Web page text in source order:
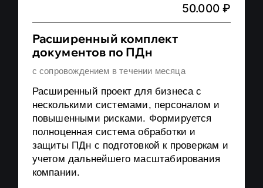
1.000.000 ₽ - 6.000.000 ₽-
Локализация баз ПДн граждан
РФ (базы на территории РФ)
6.000.000 ₽ - 18.000.000 ₽
Повторное нарушение
локализации баз ПДн граждан
РФ(КоАП РФ ст. 13.11 ч. 9)
100.000 ₽ - 300.000 ₽- Не
уведомили Роскомнадзор о
Наша цель проста: чтобы при
любой проверке вы чувствовали
контроль, а не тревогу.
Что вы получаете в
итоге
После завершения работ у вас:
понятная и управляемая
50.000 ₽
Расширенный комплект
документов по ПДн
с сопровождением в течении месяца
Расширенный проект для бизнеса с
несколькими системами, персоналом и
повышенными рисками. Формируется
полноценная система обработки и
защиты ПДн с подготовкой к проверкам и
учетом дальнейшего масштабирования
компании.